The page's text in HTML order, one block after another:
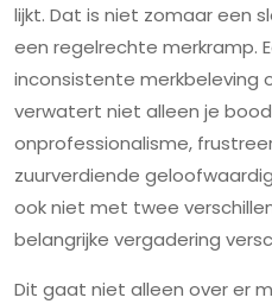
lijkt. Dat is niet zomaar een
een regelrechte merkramp.
inconsistente merkbeleving
verwatert niet alleen je
onprofessionalisme,
zuurverdiende
ook niet met twee
belangrijke vergadering
Dit gaat niet alleen over er